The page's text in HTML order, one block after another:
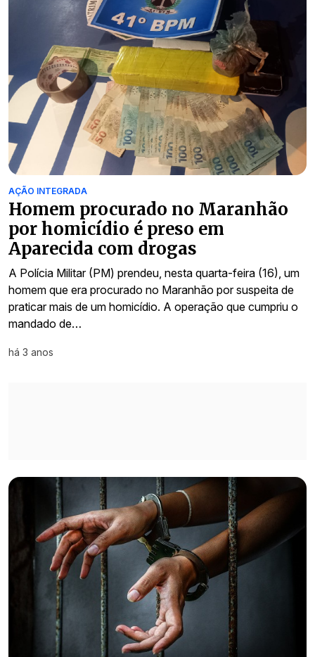
AÇÃO INTEGRADA
Homem procurado no Maranhão
por homicídio é preso em
Aparecida com drogas
A Polícia Militar (PM) prendeu, nesta quarta-feira (16), um
homem que era procurado no Maranhão por suspeita de
praticar mais de um homicídio. A operação que cumpriu o
mandado de…
há 3 anos